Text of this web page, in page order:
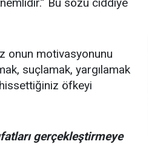
onun motivasyonunu
suçlamak, yargılamak
öfkeyi
gerçekleştirmeye